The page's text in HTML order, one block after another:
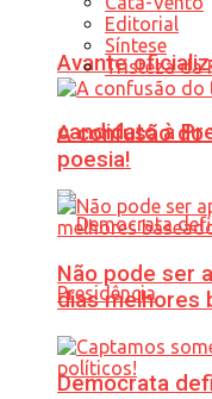
Avante
candidato à
Democrata
Editorial
Síntese
Tristeza da
A confusão do
poesia!
Não pode ser
dias melhores